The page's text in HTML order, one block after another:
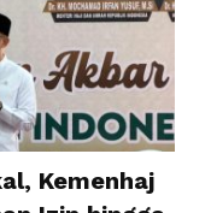
Kemenhaj